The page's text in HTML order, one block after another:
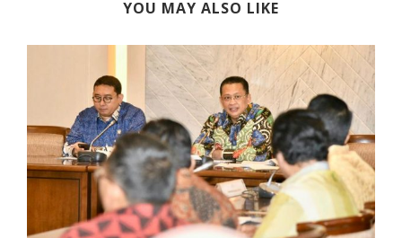
YOU MAY ALSO LIKE